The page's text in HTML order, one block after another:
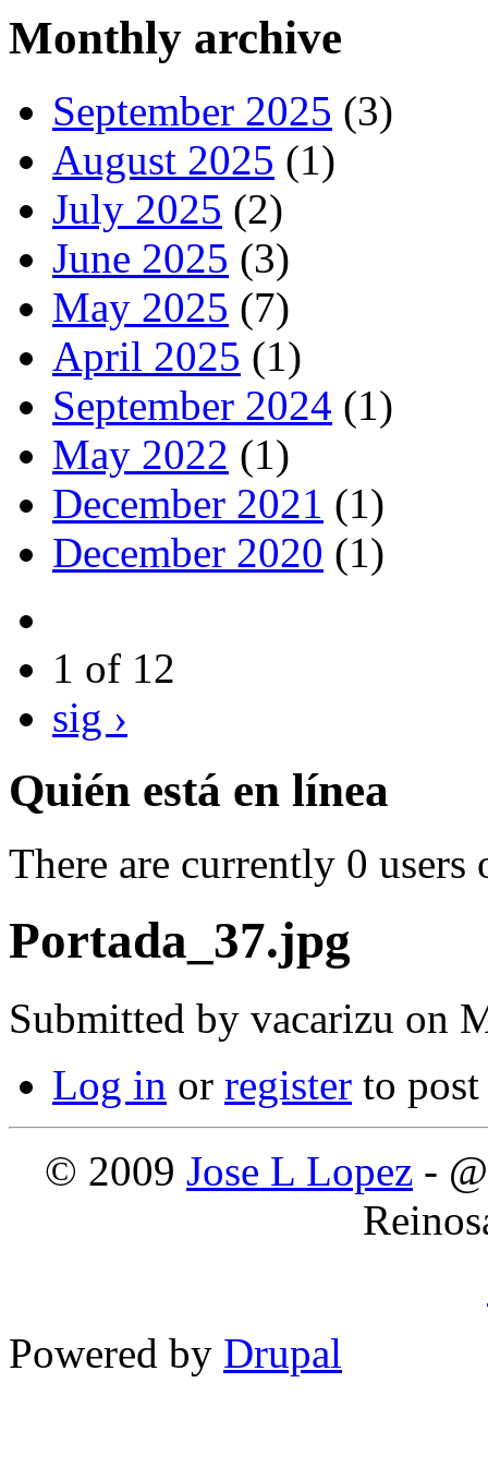
Monthly archive
September 2025 (3)
August 2025 (1)
July 2025 (2)
June 2025 (3)
May 2025 (7)
April 2025 (1)
September 2024 (1)
May 2022 (1)
December 2021 (1)
December 2020 (1)
1 of 12
sig ›
Quién está en línea
There are currently 0 users
Portada_37.jpg
Submitted by vacarizu on
Log in or register to
© 2009 Jose L Lopez -
Powered by Drupal